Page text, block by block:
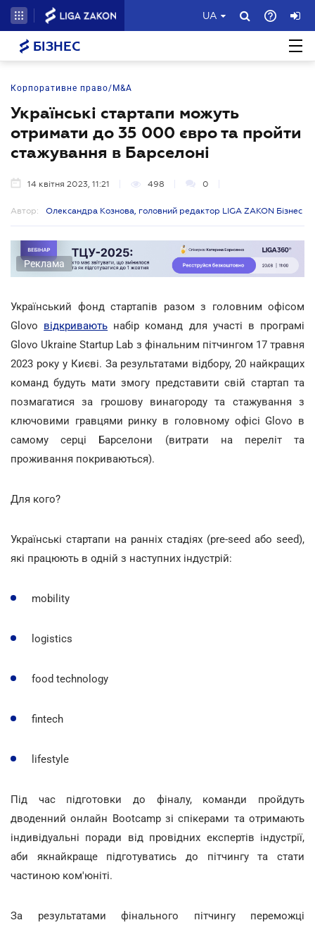
UA
БІЗНЕС
Корпоративне право/M&A
Українські стартапи можуть
отримати до 35 000 євро та пройти
стажування в Барселоні
14 квітня 2023, 11:21 498 0
Автор: Олександра Кознова, головний редактор LIGA ZAKON Бізнес
Реклама
Український фонд стартапів разом з головним офісом
Glovo відкривають набір команд для участі в програмі
Glovo Ukraine Startup Lab з фінальним пітчингом 17 травня
2023 року у Києві. За результатами відбору, 20 найкращих
команд будуть мати змогу представити свій стартап та
позмагатися за грошову винагороду та стажування з
ключовими гравцями ринку в головному офісі Glovo в
самому серці Барселони (витрати на переліт та
проживання покриваються).
Для кого?
Українські стартапи на ранніх стадіях (pre-seed або seed),
які працюють в одній з наступних індустрій:
mobility
logistics
food technology
fintech
lifestyle
Під час підготовки до фіналу, команди пройдуть
дводенний онлайн Bootcamp зі спікерами та отримають
індивідуальні поради від провідних експертів індустрії,
аби якнайкраще підготуватись до пітчингу та стати
частиною ком'юніті.
За результатами фінального пітчингу переможці